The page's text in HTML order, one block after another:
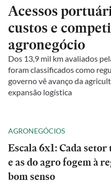
Acessos
custos e
agronegócio
Dos 13,9 mil km avaliados
foram classificados como
governo vê avanço da
expansão logística
AGRONEGÓCIOS
Escala 6x1: Cada
e as do agro fogem à
bom senso